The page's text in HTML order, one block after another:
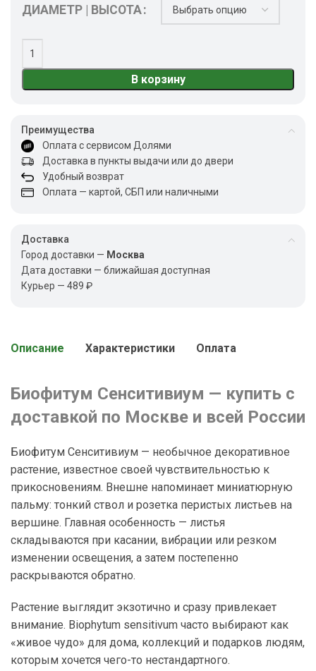
ДИАМЕТР | ВЫСОТА
В корзину
Преимущества
Оплата с сервисом Долями
Доставка в пункты выдачи или до двери
Удобный возврат
Оплата — картой, СБП или наличными
Доставка
Город доставки — Москва
Дата доставки — ближайшая доступная
Курьер — 489 ₽
Описание Характеристики Оплата
Биофитум Сенситивиум — купить с
доставкой по Москве и всей России
Биофитум Сенситивиум — необычное декоративное
растение, известное своей чувствительностью к
прикосновениям. Внешне напоминает миниатюрную
пальму: тонкий ствол и розетка перистых листьев на
вершине. Главная особенность — листья
складываются при касании, вибрации или резком
изменении освещения, а затем постепенно
раскрываются обратно.
Растение выглядит экзотично и сразу привлекает
внимание. Biophytum sensitivum часто выбирают как
«живое чудо» для дома, коллекций и подарков людям,
которым хочется чего-то нестандартного.